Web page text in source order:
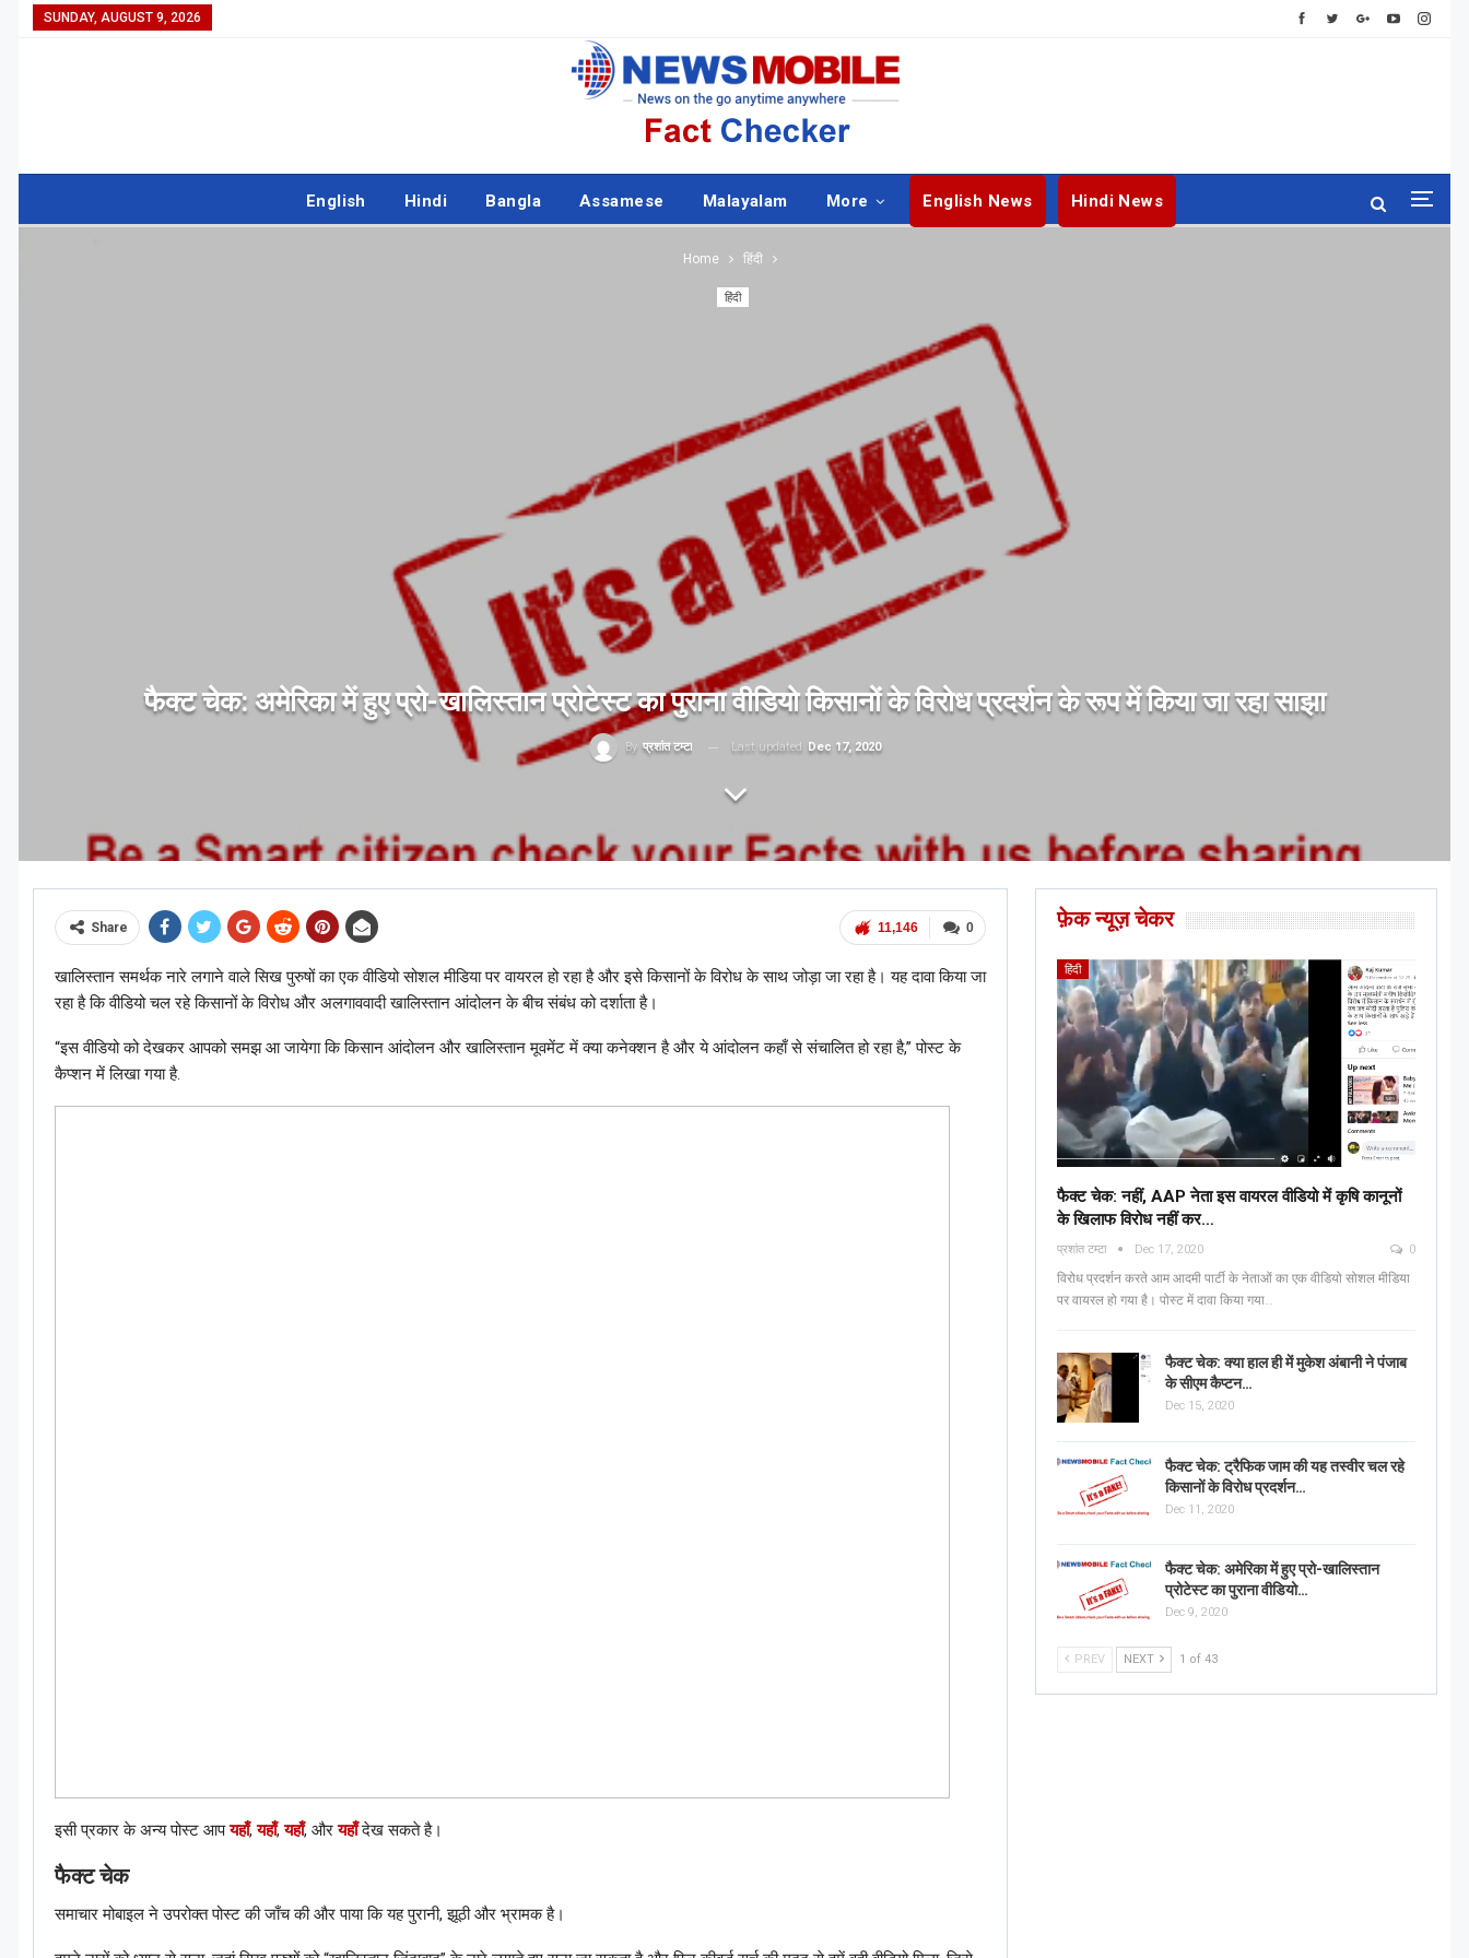
SUNDAY, AUGUST 9, 2026
English Hindi Bangla Assamese Malayalam More English News Hindi News
Home हिंदी
हिंदी
फैक्ट चेक: अमेरिका में हुए प्रो-खालिस्तान प्रोटेस्ट का पुराना वीडियो किसानों के विरोध प्रदर्शन के रूप में किया जा रहा साझा
By प्रशांत टम्टा Last updated Dec 17, 2020
0
11,146
Share
खालिस्तान समर्थक नारे लगाने वाले सिख पुरुषों का एक वीडियो सोशल मीडिया पर वायरल हो रहा है और इसे किसानों के विरोध के साथ जोड़ा जा रहा है। यह दावा किया जा
रहा है कि वीडियो चल रहे किसानों के विरोध और अलगाववादी खालिस्तान आंदोलन के बीच संबंध को दर्शाता है।
“इस वीडियो को देखकर आपको समझ आ जायेगा कि किसान आंदोलन और खालिस्तान मूवमेंट में क्या कनेक्शन है और ये आंदोलन कहाँ से संचालित हो रहा है,” पोस्ट के
कैप्शन में लिखा गया है.
इसी प्रकार के अन्य पोस्ट आपयहाँ,यहाँ,यहाँ, औरयहाँदेख सकते है।
फैक्ट चेक
समाचार मोबाइल ने उपरोक्त पोस्ट की जाँच की और पाया कि यह पुरानी, झूठी और भ्रामक है।
फ़ेक न्यूज़ चेकर
हिंदी
फैक्ट चेक: नहीं, AAP नेता इस वायरल वीडियो में कृषि कानूनों
के खिलाफ विरोध नहीं कर…
प्रशांत टम्टा Dec 17, 2020 0
विरोध प्रदर्शन करते आम आदमी पार्टी के नेताओं का एक वीडियो सोशल मीडिया
पर वायरल हो गया है। पोस्ट में दावा किया गया…
फैक्ट चेक: क्या हाल ही में मुकेश अंबानी ने पंजाब
के सीएम कैप्टन…
Dec 15, 2020
फैक्ट चेक: ट्रैफिक जाम की यह तस्वीर चल रहे
किसानों के विरोध प्रदर्शन…
Dec 11, 2020
फैक्ट चेक: अमेरिका में हुए प्रो-खालिस्तान
प्रोटेस्ट का पुराना वीडियो…
Dec 9, 2020
PREV NEXT 1 of 43